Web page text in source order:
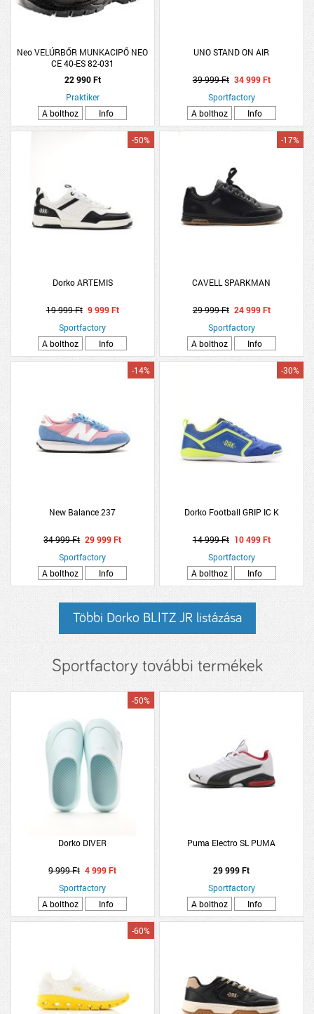
Neo VELÚRBŐR MUNKACIPŐ NEO
CE 40-ES 82-031
22 990 Ft
Praktiker
A bolthoz
Info
UNO STAND ON AIR
39 999 Ft 34 999 Ft
Sportfactory
A bolthoz
Info
Dorko ARTEMIS
-50%
19 999 Ft 9 999 Ft
Sportfactory
A bolthoz
Info
CAVELL SPARKMAN
-17%
29 999 Ft 24 999 Ft
Sportfactory
A bolthoz
Info
New Balance 237
-14%
34 999 Ft 29 999 Ft
Sportfactory
A bolthoz
Info
Dorko Football GRIP IC K
-30%
14 999 Ft 10 499 Ft
Sportfactory
A bolthoz
Info
Többi Dorko BLITZ JR listázása
Sportfactory további termékek
Dorko DIVER
-50%
9 999 Ft 4 999 Ft
Sportfactory
A bolthoz
Info
Puma Electro SL PUMA
29 999 Ft
Sportfactory
A bolthoz
Info
-60%